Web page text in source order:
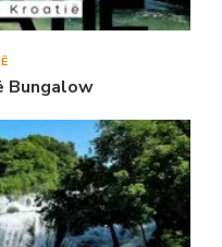
Bungalow